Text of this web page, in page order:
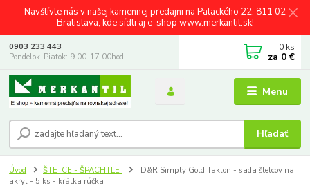
Navštívte nás v našej kamennej predajni na Palackého 22, 811 02
Bratislava, kde sídli aj e-shop www.merkantil.sk!
Menu
Hľadať
0903 233 443
Pondelok-Piatok: 9.00-17.00hod.
0 ks
za 0 €
Úvod ŠTETCE - ŠPACHTLE
D&R Simply Gold Taklon - sada štetcov na
akryl - 5 ks - krátka rúčka